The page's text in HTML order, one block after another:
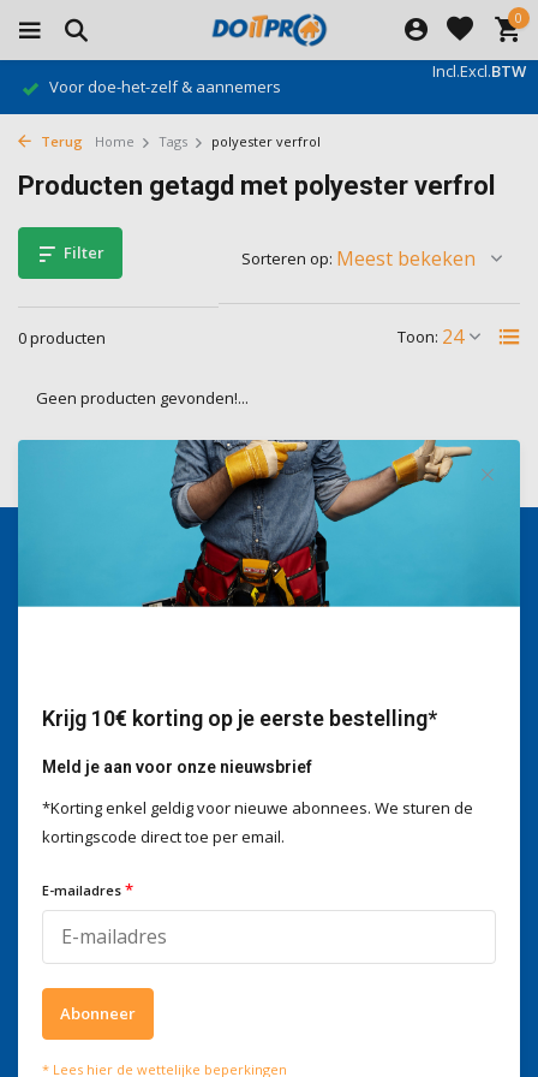
0
Incl.Excl.BTW
Voor doe-het-zelf & aannemers
Terug Home Tags polyester verfrol
Producten getagd met polyester verfrol
Filter
0 producten Toon:
Sorteren op:
Geen producten gevonden!...
Wij helpen je graag
+3278250650
Wat onze klanten zeggen
4 / 5
Volg ons
Meld je aan voor onze nieuwsbrief
Krijg 10€ korting op je eerste bestelling*
Meld je aan voor onze nieuwsbrief
*Korting enkel geldig voor nieuwe abonnees. We sturen de
kortingscode direct toe per email.
E-mailadres *
Abonneer
* Lees hier de wettelijke beperkingen